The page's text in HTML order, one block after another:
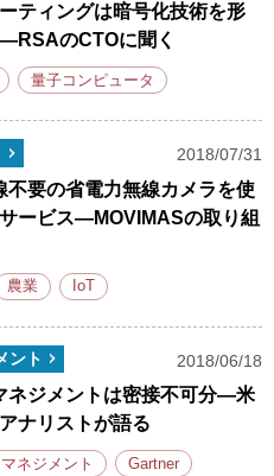
ティングは暗号化技術を形
のCTOに聞く
量子コンピュータ
2018/07/31
不要の省電力無線カメラを使
ービス―MOVIMASの取り組
農業 IoT
ント 2018/06/18
ネジメントは密接不可分―米
ナリストが語る
ネジメント Gartner